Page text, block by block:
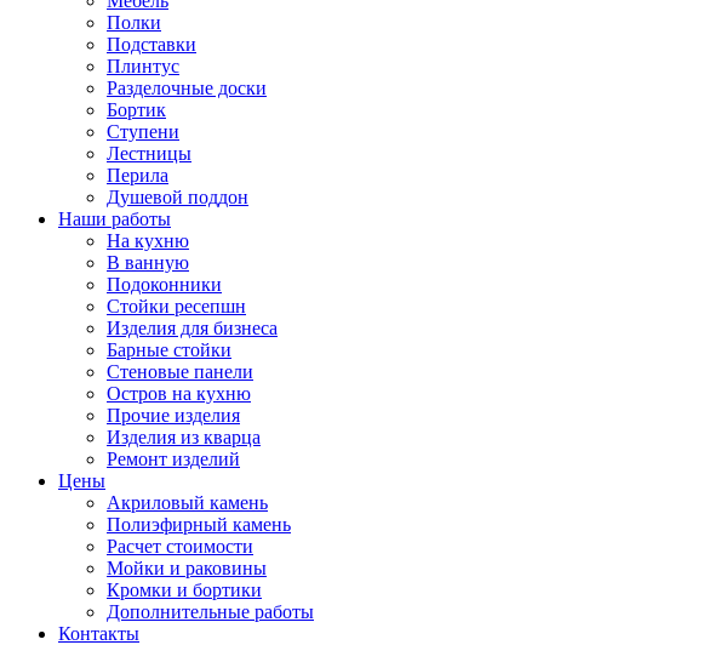
Полки
Подставки
Плинтус
Разделочные доски
Бортик
Ступени
Лестницы
Перила
Душевой поддон
Наши работы
На кухню
В ванную
Подоконники
Стойки ресепшн
Изделия для бизнеса
Барные стойки
Стеновые панели
Остров на кухню
Прочие изделия
Изделия из кварца
Ремонт изделий
Цены
Акриловый камень
Полиэфирный камень
Расчет стоимости
Мойки и раковины
Кромки и бортики
Дополнительные работы
Контакты